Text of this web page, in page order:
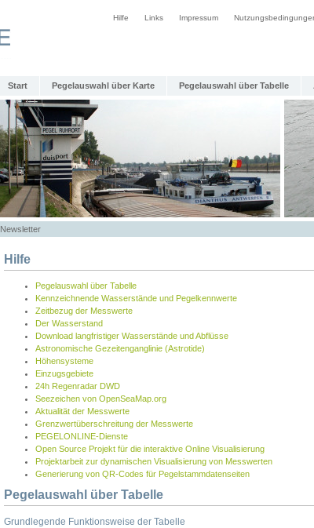
Hilfe Links Impressum
Start Pegelauswahl über Karte Pegelauswahl über Tabelle
Newsletter
Hilfe
Pegelauswahl über Tabelle
Kennzeichnende Wasserstände und Pegelkennwerte
Zeitbezug der Messwerte
Der Wasserstand
Download langfristiger Wasserstände und Abflüsse
Astronomische Gezeitenganglinie (Astrotide)
Höhensysteme
Einzugsgebiete
24h Regenradar DWD
Seezeichen von OpenSeaMap.org
Aktualität der Messwerte
Grenzwertüberschreitung der Messwerte
PEGELONLINE-Dienste
Open Source Projekt für die interaktive Online Visualisierung
Projektarbeit zur dynamischen Visualisierung von Messwerten
Generierung von QR-Codes für Pegelstammdatenseiten
Pegelauswahl über Tabelle
Grundlegende Funktionsweise der Tabelle